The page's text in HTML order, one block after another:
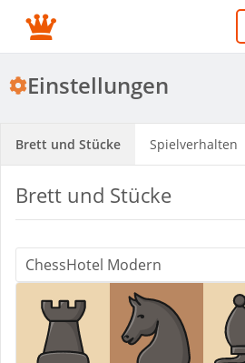
Einstellungen
Brett und Stücke Spielverhalten
Brett und Stücke